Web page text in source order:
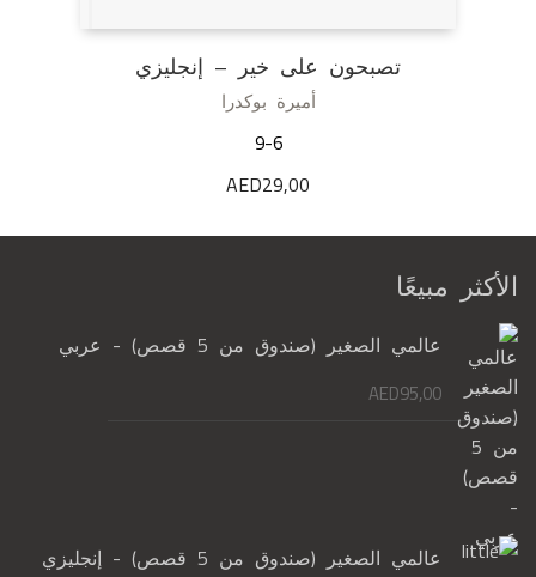
تصبحون على خير – إنجليزي
أميرة بوكدرا
9-6
AED29,00
الأكثر مبيعًا
عالمي الصغير (صندوق من 5 قصص) - عربي
AED95,00
عالمي الصغير (صندوق من 5 قصص) - إنجليزي